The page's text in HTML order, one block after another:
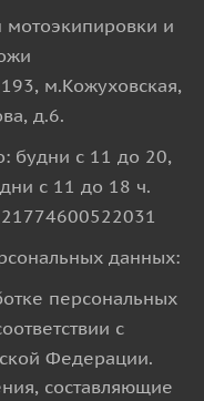
мотоэкипировки и
м.Кожуховская,
д.6.
будни с 11 до 20,
с 11 до 18 ч.
данных:
персональных
с
Федерации.
составляющие